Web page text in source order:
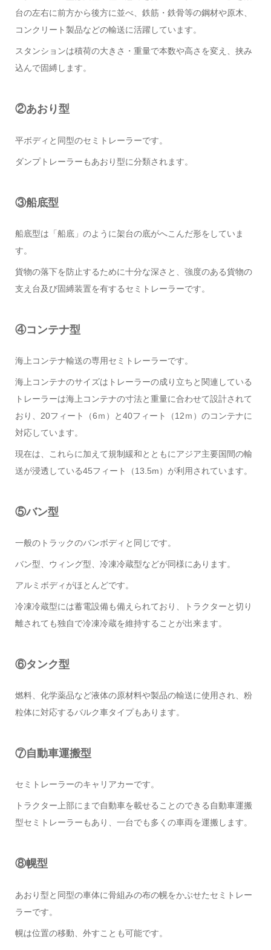
台の左右に前方から後方に並べ、鉄筋・鉄骨等の鋼材や原木、
コンクリート製品などの輸送に活躍しています。
スタンションは積荷の大きさ・重量で本数や高さを変え、挟み
込んで固縛します。
②あおり型
平ボディと同型のセミトレーラーです。
ダンプトレーラーもあおり型に分類されます。
③船底型
船底型は「船底」のように架台の底がへこんだ形をしていま
す。
貨物の落下を防止するために十分な深さと、強度のある貨物の
支え台及び固縛装置を有するセミトレーラーです。
④コンテナ型
海上コンテナ輸送の専用セミトレーラーです。
海上コンテナのサイズはトレーラーの成り立ちと関連している
トレーラーは海上コンテナの寸法と重量に合わせて設計されて
おり、20フィート（6ｍ）と40フィート（12ｍ）のコンテナに
対応しています。
現在は、これらに加えて規制緩和とともにアジア主要国間の輸
送が浸透している45フィート（13.5m）が利用されています。
⑤バン型
一般のトラックのバンボディと同じです。
バン型、ウィング型、冷凍冷蔵型などが同様にあります。
アルミボディがほとんどです。
冷凍冷蔵型には蓄電設備も備えられており、トラクターと切り
離されても独自で冷凍冷蔵を維持することが出来ます。
⑥タンク型
燃料、化学薬品など液体の原材料や製品の輸送に使用され、粉
粒体に対応するバルク車タイプもあります。
⑦自動車運搬型
セミトレーラーのキャリアカーです。
トラクター上部にまで自動車を載せることのできる自動車運搬
型セミトレーラーもあり、一台でも多くの車両を運搬します。
⑧幌型
あおり型と同型の車体に骨組みの布の幌をかぶせたセミトレー
ラーです。
幌は位置の移動、外すことも可能です。